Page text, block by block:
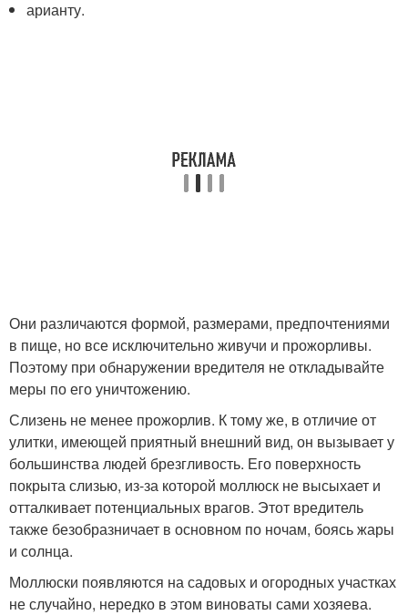
арианту.
Они различаются формой, размерами, предпочтениями
в пище, но все исключительно живучи и прожорливы.
Поэтому при обнаружении вредителя не откладывайте
меры по его уничтожению.
Слизень не менее прожорлив. К тому же, в отличие от
улитки, имеющей приятный внешний вид, он вызывает у
большинства людей брезгливость. Его поверхность
покрыта слизью, из-за которой моллюск не высыхает и
отталкивает потенциальных врагов. Этот вредитель
также безобразничает в основном по ночам, боясь жары
и солнца.
Моллюски появляются на садовых и огородных участках
не случайно, нередко в этом виноваты сами хозяева.